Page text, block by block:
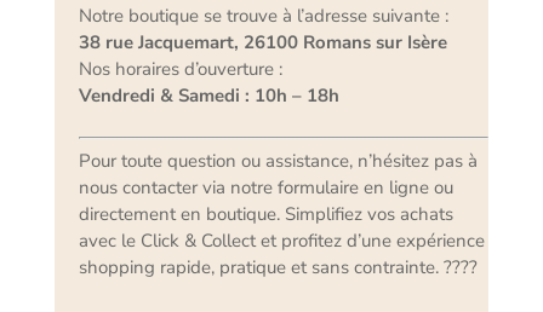
Notre boutique se trouve à l’adresse suivante :
38 rue Jacquemart, 26100 Romans sur Isère
Nos horaires d’ouverture :
Vendredi & Samedi : 10h – 18h
Pour toute question ou assistance, n’hésitez pas à
nous contacter via notre formulaire en ligne ou
directement en boutique. Simplifiez vos achats
avec le Click & Collect et profitez d’une expérience
shopping rapide, pratique et sans contrainte. ????